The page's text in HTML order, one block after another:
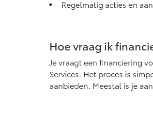
Regelmatig acties en
Hoe vraag ik
Je vraagt een financiering
Services. Het proces is
aanbieden. Meestal is je